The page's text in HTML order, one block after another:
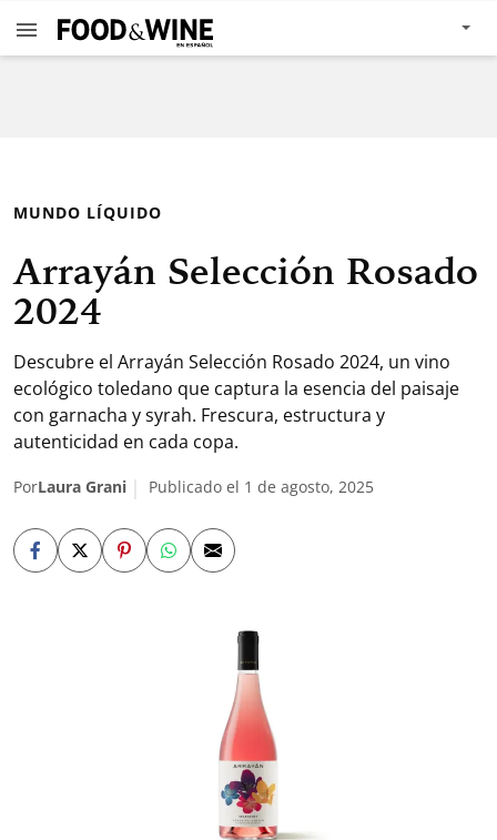
MUNDO LÍQUIDO
Arrayán Selección Rosado
2024
Descubre el Arrayán Selección Rosado 2024, un vino
ecológico toledano que captura la esencia del paisaje
con garnacha y syrah. Frescura, estructura y
autenticidad en cada copa.
PorLaura Grani Publicado el 1 de agosto, 2025